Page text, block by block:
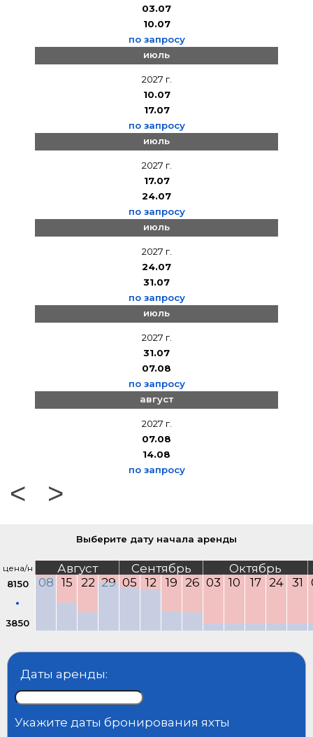
03.07
10.07
по запросу
июль
2027 г.
10.07
17.07
по запросу
июль
2027 г.
17.07
24.07
по запросу
июль
2027 г.
24.07
31.07
по запросу
июль
2027 г.
31.07
07.08
по запросу
август
2027 г.
07.08
14.08
по запросу
< >
Выберите дату начала аренды
цена/н
8150
3850
Август Сентябрь
Октябрь
08 15 22 29 05 12 19 26 03 10 17 24 31
Даты аренды:
Укажите даты бронирования яхты